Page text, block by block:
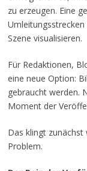
zu erzeugen. Eine
Szene visualisieren.
Für Redaktionen,
eine neue Option:
gebraucht werden.
Moment der
Das klingt
Problem.